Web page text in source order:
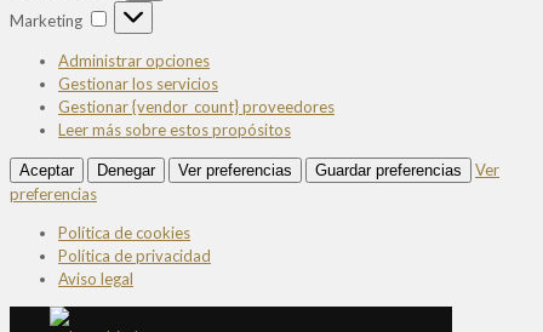
Marketing Marketing
Administrar opciones
Gestionar los servicios
Gestionar {vendor_count} proveedores
Leer más sobre estos propósitos
Aceptar Denegar Ver preferencias Guardar preferencias
Ver
preferencias
Política de cookies
Política de privacidad
Aviso legal